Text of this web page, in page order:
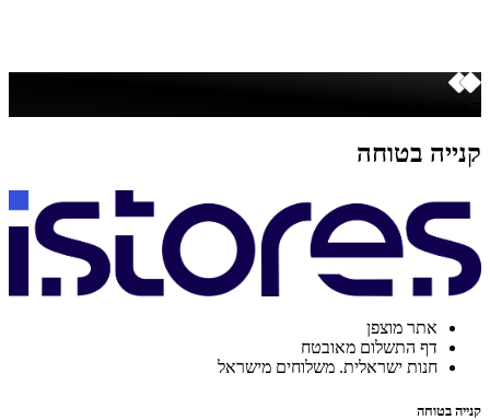
קנייה בטוחה
אתר מוצפן
דף התשלום מאובטח
חנות ישראלית. משלוחים מישראל
קנייה בטוחה